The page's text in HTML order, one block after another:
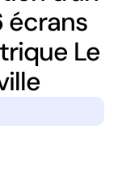
écrans
Le